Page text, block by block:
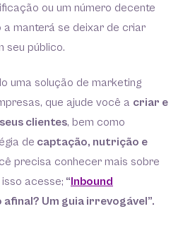
ou um número decente
a manterá se deixar de criar
seu público.
uma solução de marketing
que ajude você a criar e
clientes, bem como
de captação, nutrição e
precisa conhecer mais sobre
acesse; “Inbound
afinal? Um guia irrevogável”.